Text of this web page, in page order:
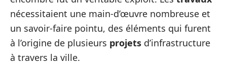
nécessitaient une main-d’œuvre nombreuse et
un savoir-faire pointu, des éléments qui furent
à l’origine de plusieurs projets d’infrastructure
à travers la ville.